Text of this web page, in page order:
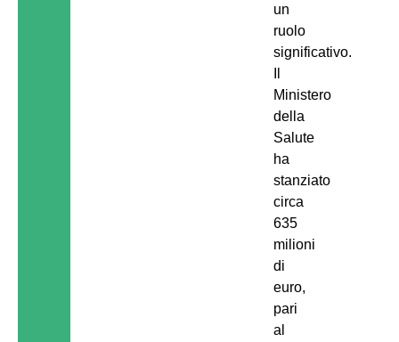
un
ruolo
significativo.
Ministero
della
Salute
ha
stanziato
circa
635
milioni
di
euro,
pari
al